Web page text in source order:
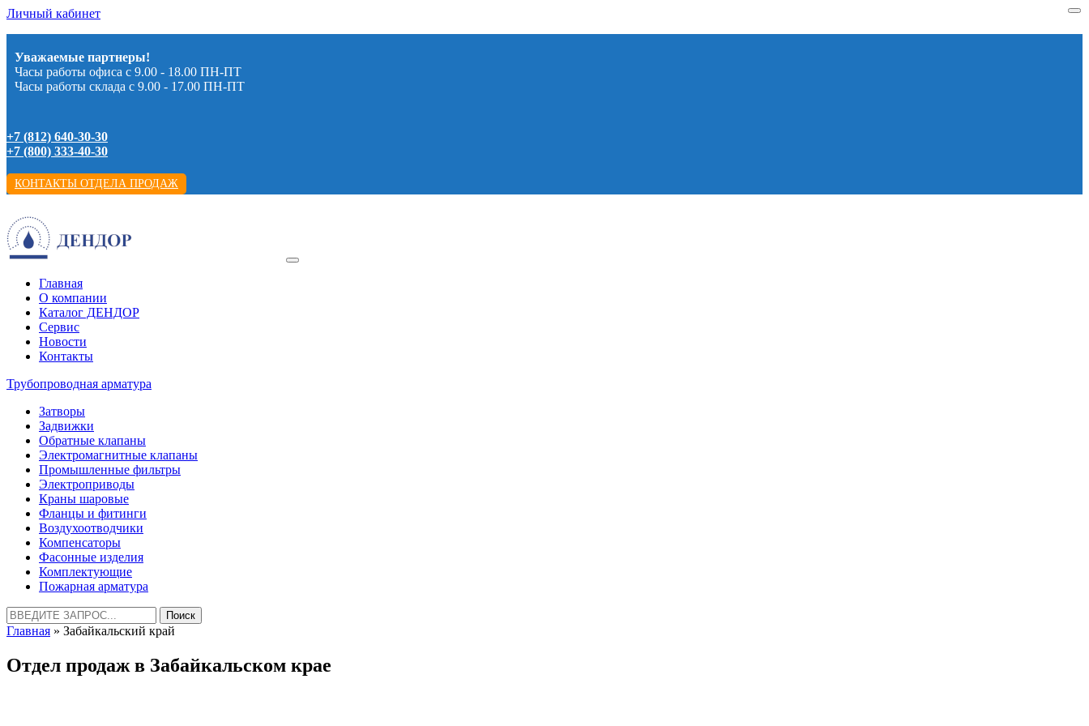
Личный кабинет
Уважаемые партнеры!
Часы работы офиса с 9.00 - 18.00 ПН-ПТ
Часы работы склада с 9.00 - 17.00 ПН-ПТ
+7 (812) 640-30-30
+7 (800) 333-40-30
КОНТАКТЫ ОТДЕЛА ПРОДАЖ
Главная
О компании
Каталог ДЕНДОР
Сервис
Новости
Контакты
Трубопроводная арматура
Затворы
Задвижки
Обратные клапаны
Электромагнитные клапаны
Промышленные фильтры
Электроприводы
Краны шаровые
Фланцы и фитинги
Воздухоотводчики
Компенсаторы
Фасонные изделия
Комплектующие
Пожарная арматура
Найти:
Главная » Забайкальский край
Отдел продаж в Забайкальском крае